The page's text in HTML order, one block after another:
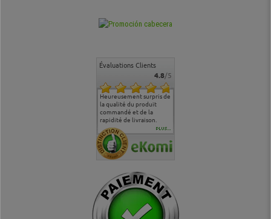
Évaluations Clients
4.8/5
Heureusement surpris de
la qualité du produit
commandé et de la
rapidité de livraison.
de l'aménagement et ne
regrette pas mon achat.
PLUS...